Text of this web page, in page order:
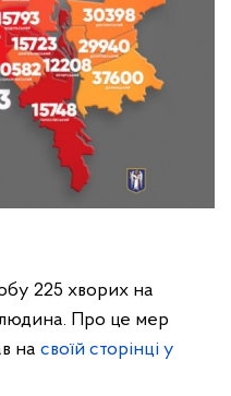
225 хворих на
Про це мер
на своїй сторінці у